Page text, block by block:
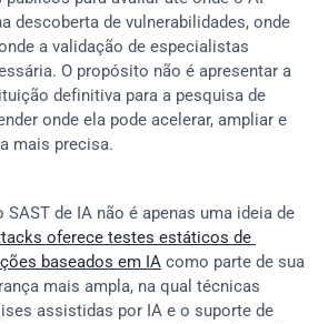
descoberta de vulnerabilidades, onde
a validação de especialistas
O propósito não é apresentar a
definitiva para a pesquisa de
onde ela pode acelerar, ampliar e
mais precisa.
de IA não é apenas uma ideia de
oferece testes estáticos de
baseados em IA como parte de sua
mais ampla, na qual técnicas
assistidas por IA e o suporte de